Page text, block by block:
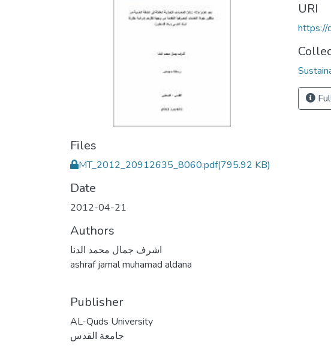
Files
MT_2012_20912635_8060.pdf(795.92 KB)
Date
2012-04-21
Authors
اشرف جمال محمد الدنا
ashraf jamal muhamad aldana
Publisher
AL-Quds University
جامعة القدس
URI
https://